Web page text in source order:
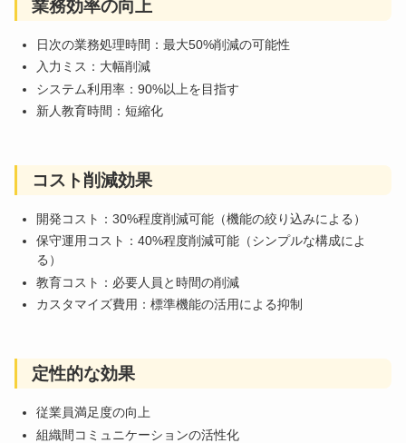
業務効率の向上
日次の業務処理時間：最大50%削減の可能性
入力ミス：大幅削減
システム利用率：90%以上を目指す
新人教育時間：短縮化
コスト削減効果
開発コスト：30%程度削減可能（機能の絞り込みによる）
保守運用コスト：40%程度削減可能（シンプルな構成によ
る）
教育コスト：必要人員と時間の削減
カスタマイズ費用：標準機能の活用による抑制
定性的な効果
従業員満足度の向上
組織間コミュニケーションの活性化